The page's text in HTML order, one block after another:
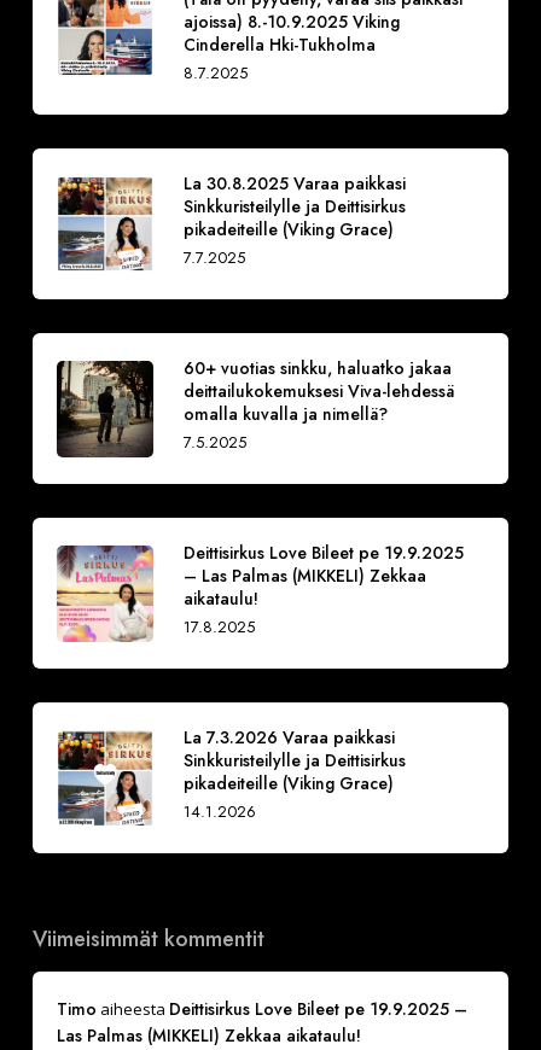
ajoissa) 8.-10.9.2025 Viking
Cinderella Hki-Tukholma
8.7.2025
La 30.8.2025 Varaa paikkasi
Sinkkuristeilylle ja Deittisirkus
pikadeiteille (Viking Grace)
7.7.2025
60+ vuotias sinkku, haluatko jakaa
deittailukokemuksesi Viva-lehdessä
omalla kuvalla ja nimellä?
7.5.2025
Deittisirkus Love Bileet pe 19.9.2025
– Las Palmas (MIKKELI) Zekkaa
aikataulu!
17.8.2025
La 7.3.2026 Varaa paikkasi
Sinkkuristeilylle ja Deittisirkus
pikadeiteille (Viking Grace)
14.1.2026
Viimeisimmät kommentit
Timo aiheesta Deittisirkus Love Bileet pe 19.9.2025 –
Las Palmas (MIKKELI) Zekkaa aikataulu!